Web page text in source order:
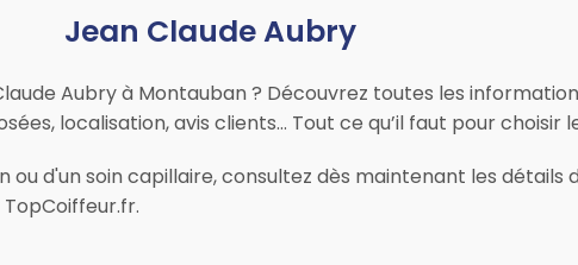
Jean Claude Aubry
Aubry à Montauban ? Découvrez toutes les
localisation, avis clients… Tout ce qu’il faut pour choisir
ou d'un soin capillaire, consultez dès maintenant les détails